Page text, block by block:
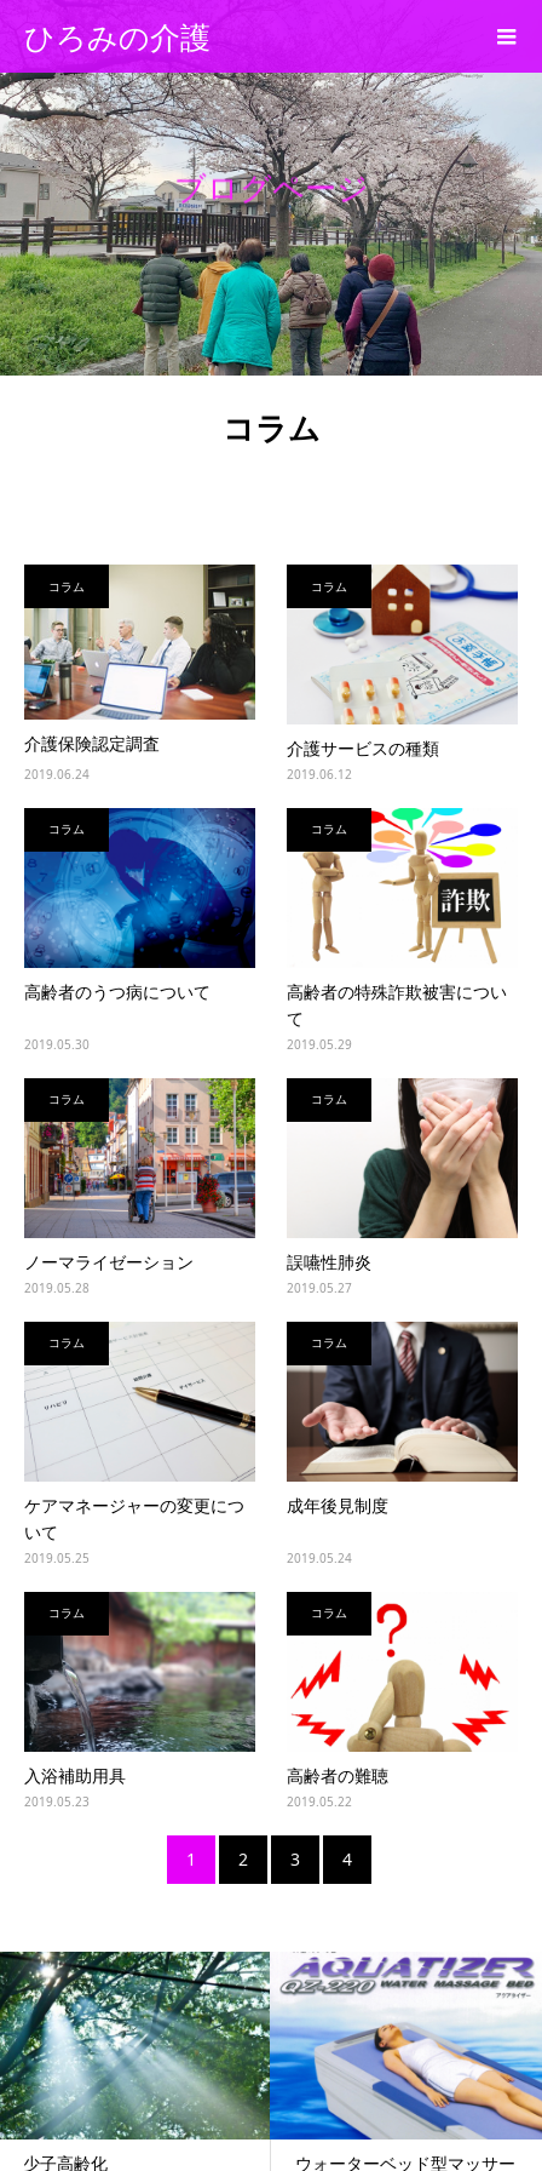
ひろみの介護
ブログページ
コラム
コラム
介護保険認定調査
2019.06.24
コラム
介護サービスの種類
2019.06.12
コラム
高齢者のうつ病について
2019.05.30
コラム
高齢者の特殊詐欺被害につい
て
2019.05.29
コラム
ノーマライゼーション
2019.05.28
コラム
誤嚥性肺炎
2019.05.27
コラム
ケアマネージャーの変更につ
いて
2019.05.25
コラム
成年後見制度
2019.05.24
コラム
入浴補助用具
2019.05.23
コラム
高齢者の難聴
2019.05.22
1 2 3 4
少子高齢化 ウォーターベッド型マッサー